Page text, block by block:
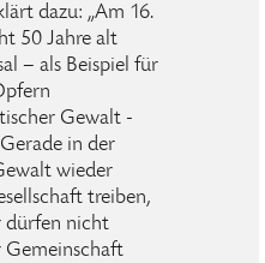
dazu: „Am 16.
50 Jahre alt
– als Beispiel für
Gewalt -
in der
wieder
treiben,
dürfen nicht
Gemeinschaft